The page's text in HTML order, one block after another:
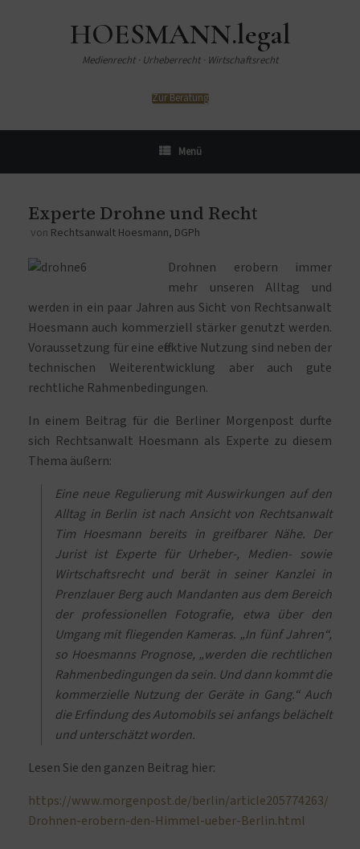
HOESMANN.legal
Medienrecht · Urheberrecht · Wirtschaftsrecht
Zur Beratung
Menü
Experte Drohne und Recht
von Rechtsanwalt Hoesmann, DGPh
Drohnen erobern immer
mehr unseren Alltag und
werden in ein paar Jahren aus Sicht von Rechtsanwalt
Hoesmann auch kommerziell stärker genutzt werden.
Voraussetzung für eine effektive Nutzung sind neben der
technischen Weiterentwicklung aber auch gute
rechtliche Rahmenbedingungen.
In einem Beitrag für die Berliner Morgenpost durfte
sich Rechtsanwalt Hoesmann als Experte zu diesem
Thema äußern:
Eine neue Regulierung mit Auswirkungen auf den
Alltag in Berlin ist nach Ansicht von Rechtsanwalt
Tim Hoesmann bereits in greifbarer Nähe. Der
Jurist ist Experte für Urheber-, Medien- sowie
Wirtschaftsrecht und berät in seiner Kanzlei in
Prenzlauer Berg auch Mandanten aus dem Bereich
der professionellen Fotografie, etwa über den
Umgang mit fliegenden Kameras. „In fünf Jahren“,
so Hoesmanns Prognose, „werden die rechtlichen
Rahmenbedingungen da sein. Und dann kommt die
kommerzielle Nutzung der Geräte in Gang.“ Auch
die Erfindung des Automobils sei anfangs belächelt
und unterschätzt worden.
Lesen Sie den ganzen Beitrag hier:
https://www.morgenpost.de/berlin/article205774263/
Drohnen-erobern-den-Himmel-ueber-Berlin.html